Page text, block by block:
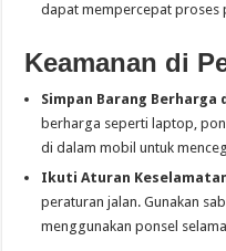
dapat mempercepat proses
Keamanan di
Simpan Barang Berharga
berharga seperti laptop,
di dalam mobil untuk
Ikuti Aturan
peraturan jalan. Gunakan
menggunakan ponsel